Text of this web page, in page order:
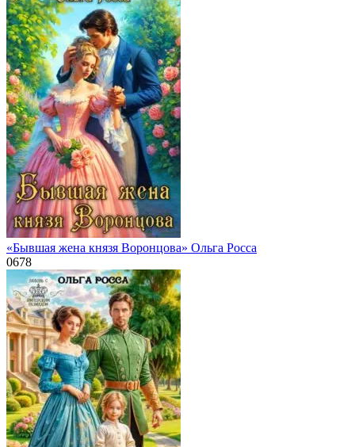
«Бывшая жена князя Воронцова» Ольга Росса
0678